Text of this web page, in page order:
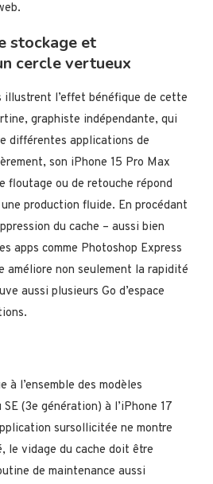
stockage et
cercle vertueux
illustrent l’effet bénéfique de cette
graphiste indépendante, qui
différentes applications de
son iPhone 15 Pro Max
floutage ou de retouche répond
production fluide. En procédant
du cache – aussi bien
apps comme Photoshop Express
améliore non seulement la rapidité
aussi plusieurs Go d’espace
à l’ensemble des modèles
(3e génération) à l’iPhone 17
sursollicitée ne montre
le vidage du cache doit être
de maintenance aussi